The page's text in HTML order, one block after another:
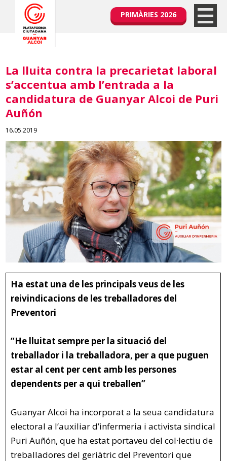
PRIMÀRIES 2026
La lluita contra la precarietat laboral
s’accentua amb l’entrada a la
candidatura de Guanyar Alcoi de Puri
Auñón
16.05.2019
Ha estat una de les principals veus de les
reivindicacions de les treballadores del
Preventori
“He lluitat sempre per la situació del
treballador i la treballadora, per a que puguen
estar al cent per cent amb les persones
dependents per a qui treballen”
Guanyar Alcoi ha incorporat a la seua candidatura
electoral a l’auxiliar d’infermeria i activista sindical
Puri Auñón, que ha estat portaveu del col·lectiu de
treballadores del geriàtric del Preventori que